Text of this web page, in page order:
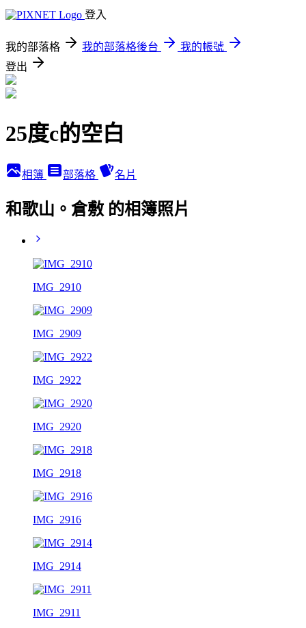
登入
我的部落格 我的部落格後台
我的帳號
登出
25度c的空白
相簿 部落格 名片
和歌山。倉敷 的相簿照片
IMG_2910
IMG_2909
IMG_2922
IMG_2920
IMG_2918
IMG_2916
IMG_2914
IMG_2911